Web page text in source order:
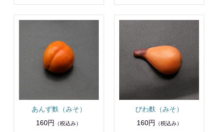
あんず麩（みそ）
160円
（税込み）
びわ麩（みそ）
160円
（税込み）